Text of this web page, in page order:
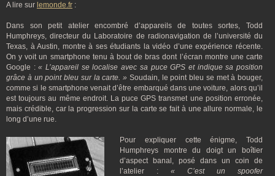
A lire sur lemonde.fr :
Dans son petit atelier encombré d’appareils de toutes sortes, Todd
Humphreys, directeur du Laboratoire de radionavigation de l’université du
Texas, à Austin, montre à ses étudiants la vidéo d’une expérience récente.
On y voit un smartphone tenu à bout de bras dont l’écran montre une carte
Google :« L’appareil se localise avec sa puce GPS et indique sa position
grâce à un point bleu sur la carte. » Soudain, le point bleu se met à bouger,
comme si le smartphone venait d’être embarqué dans une voiture, alors qu’il
est toujours au même endroit. La puce GPS transmet une position erronée,
mais crédible, car la progression sur la carte se fait à une allure normale, le
long d’une rue.
Pour expliquer cette énigme, Todd
Humphreys montre du doigt un boîtier
d’aspect banal, posé dans un coin de
l’atelier : « C’est un spoofer